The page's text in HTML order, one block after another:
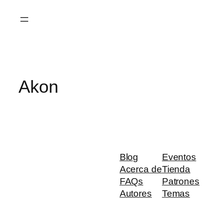
Akon
Blog
Acerca de
FAQs
Autores
Eventos
Tienda
Patrones
Temas